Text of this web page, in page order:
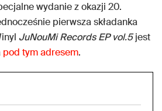
wydanie z okazji 20.
pierwsza składanka
JuNouMi Records EP vol.5jest
pod tym adresem.